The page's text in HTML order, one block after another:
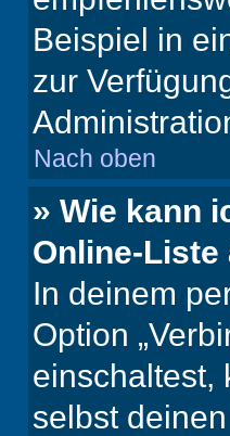
Beispiel in
zur
Nach oben
» Wie kann
Online-
In deinem
Option
einschaltest,
selbst